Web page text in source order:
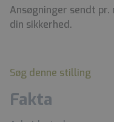
Ansøgninger sendt
din sikkerhed.
Søg denne stilling
Fakta